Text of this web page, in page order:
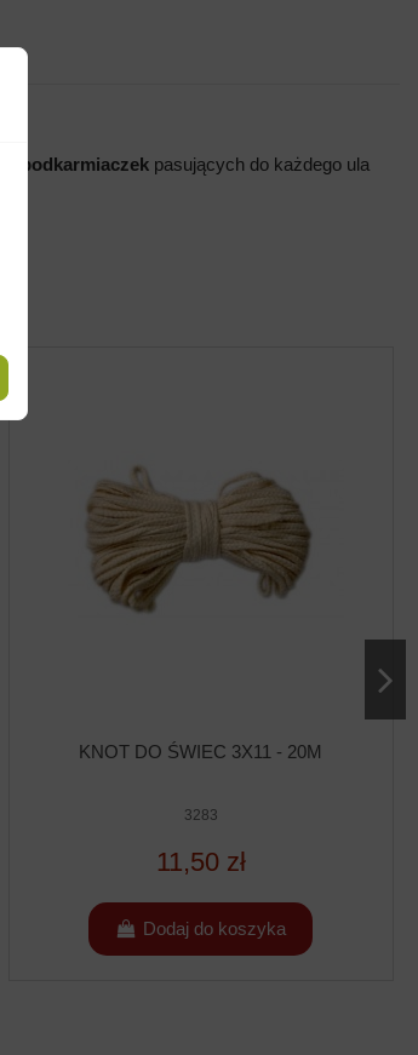
podkarmiaczek pasujących do każdego ula
KNOT DO ŚWIEC 3X11 - 20M
3283
11,50 zł
Dodaj do koszyka